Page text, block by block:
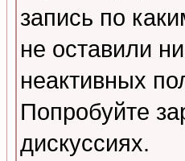
запись по
не оставили
неактивных
Попробуйте
дискуссиях.